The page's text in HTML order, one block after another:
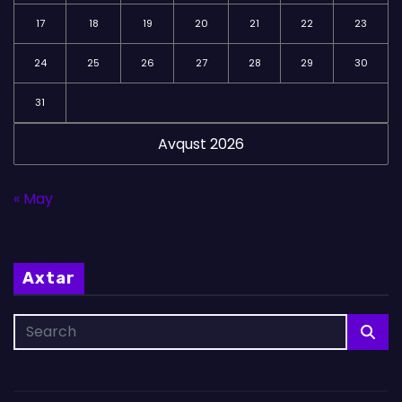
Avqust 2026
17 18 19 20 21 22 23
24 25 26 27 28 29 30
31
« May
Axtar